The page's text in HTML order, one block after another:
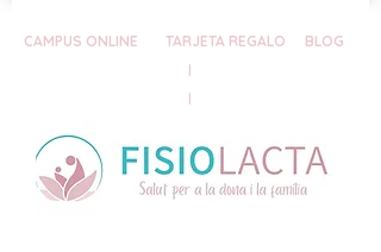
CAMPUS ONLINE TARJETA REGALO BLOG